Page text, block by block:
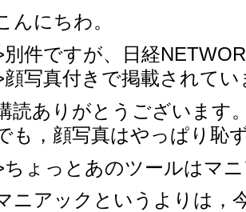
んにちわ。
別件ですが、日経
顔写真付きで掲載されて
読ありがとうございます
も，顔写真はやっぱり恥
ちょっとあのツールはマ
ニアックというよりは，